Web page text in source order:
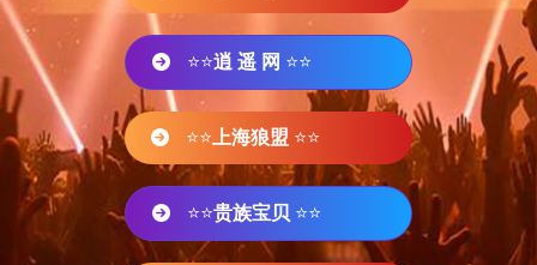
⭐⭐逍 遥 网 ⭐⭐
⭐⭐ 上海狼盟 ⭐⭐
⭐⭐贵族宝贝 ⭐⭐